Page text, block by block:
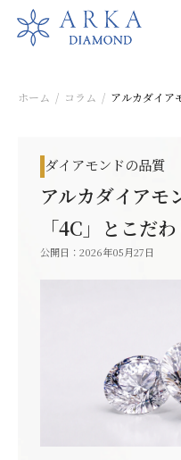
ホーム コラム アルカダイア
ダイアモンドの品質
アルカダイアモ
「4C」とこだわ
公開日：2026年05月27日